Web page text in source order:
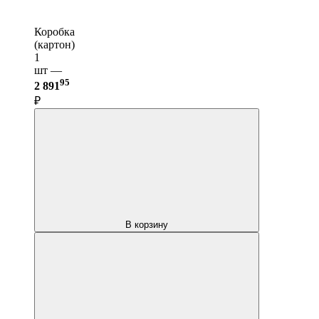
Коробка
(картон)
1
шт —
2 89195
₽
В корзину